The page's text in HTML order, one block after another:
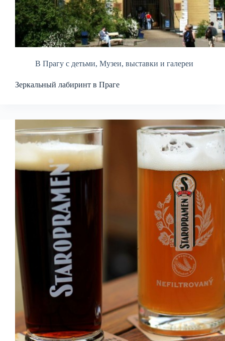
В Прагу с детьми, Музеи, выставки и галереи
Зеркальный лабиринт в Праге